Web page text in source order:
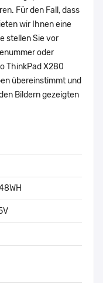
Für den Fall, dass
wir Ihnen eine
stellen Sie vor
oder
ThinkPad X280
übereinstimmt und
Bildern gezeigten